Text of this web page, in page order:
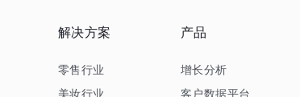
解决方案
零售行业
美妆行业
产品
增长分析
客户数据平台